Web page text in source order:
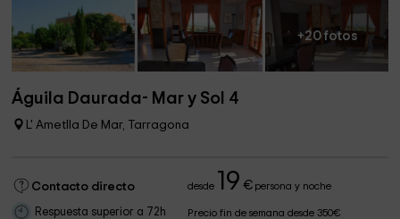
+20 fotos
Águila Daurada- Mar y Sol 4
L' Ametlla De Mar, Tarragona
Contacto directo desde 19 €persona y noche
Respuesta superior a 72h Precio fin de semana desde 350€